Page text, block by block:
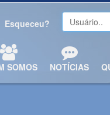
Esqueceu?
SOMOS NOTÍCIAS